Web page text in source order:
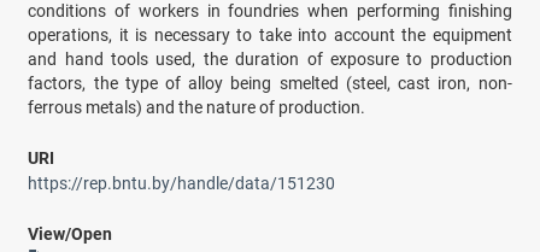
conditions of workers in foundries when performing finishing
operations, it is necessary to take into account the equipment
and hand tools used, the duration of exposure to production
factors, the type of alloy being smelted (steel, cast iron, non-
ferrous metals) and the nature of production.
URI
https://rep.bntu.by/handle/data/151230
View/Open